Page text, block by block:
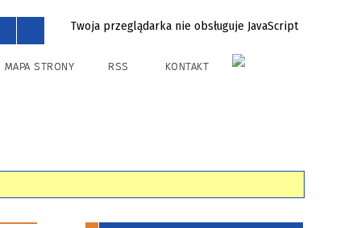
Twoja przeglądarka nie obsługuje JavaScript
MAPA STRONY RSS KONTAKT